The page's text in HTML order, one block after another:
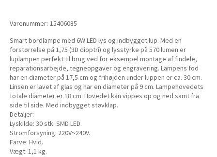
Varenummer: 15406085
Smart bordlampe med 6W LED lys og indbygget lup. Med en
forstørrelse på 1,75 (3D dioptri) og lysstyrke på 570 lumen er
luplampen perfekt til brug ved for eksempel montage af findele,
reparationsarbejde, tegneopgaver og engravering. Lampens fod
har en diameter på 17,5 cm og frihøjden under luppen er ca. 30 cm.
Linsen er lavet af glas og har en diameter på 9 cm. Lampehovedets
totale diameter er 18 cm. Hovedet kan vippes op og ned samt fra
side til side. Med indbygget støvklap.
Detaljer:
Lyskilde: 30 stk. SMD LED.
Strømforsyning: 220V~240V.
Farve: Hvid.
Vægt: 1,1 kg.